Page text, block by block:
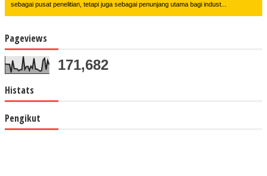
sebagai pusat penelitian, tetapi juga sebagai penunjang utama bagi indust...
Pageviews
171,682
Histats
Pengikut